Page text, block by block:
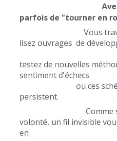
parfois de "tourner en
Vous travaillez
lisez ouvrages de
testez de nouvelles
sentiment
ou ces
persistent.
Comme si,
volonté, un fil invisible
en